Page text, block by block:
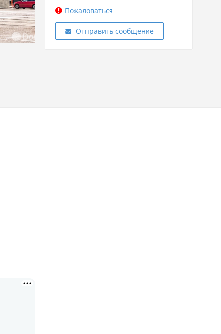
Пожаловаться
Отправить сообщение